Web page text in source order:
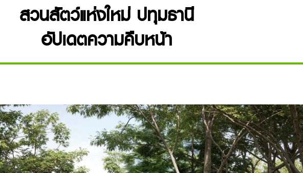
สวนสัตว์แห่งใหม่ ปทุมธานี
อัปเดตความคืบหน้า